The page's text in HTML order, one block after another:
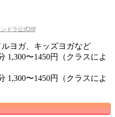
ドラ公式HP
ヨガ、キッズヨガなど
1,300〜1450円（クラスによ
1,300〜1450円（クラスによ